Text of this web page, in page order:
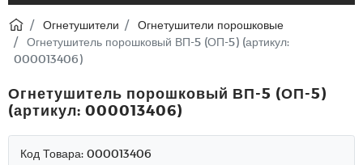
Огнетушители
Огнетушители порошковые
Огнетушитель порошковый ВП-5 (ОП-5) (артикул:
000013406)
Огнетушитель порошковый ВП-5 (ОП-5)
(артикул: 000013406)
Код Товара: 000013406